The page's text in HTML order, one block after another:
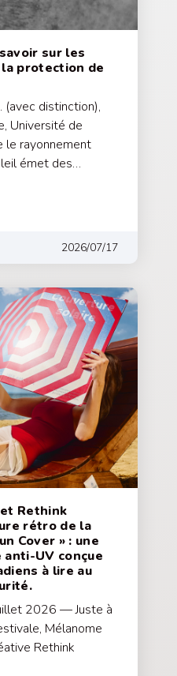
sur les
protection de
(avec distinction),
Université de
le rayonnement
émet des…
2026/07/17
Rethink
rétro de la
Cover » : une
UV conçue
à lire au
2026 — Juste à
Mélanome
Rethink